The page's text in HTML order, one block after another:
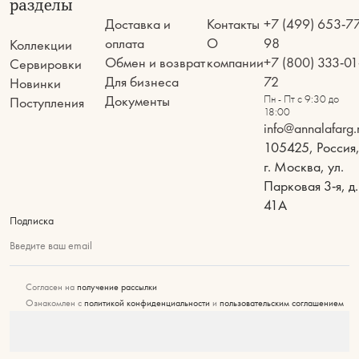
разделы
Коллекции
Сервировки
Новинки
Поступления
Доставка и
оплата
Обмен и возврат
Для бизнеса
Документы
Контакты
О
компании
+7 (499) 653-
98
+7 (800) 333-
72
Пн - Пт с 9:30 до
18:00
105425, Россия,
г. Москва, ул.
Парковая 3-я, д.
41А
Подписка
Введите ваш email
Согласен на получение рассылки
Ознакомлен с политикой конфиденциальности и пользовательским соглашением